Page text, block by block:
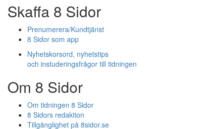
Skaffa 8 Sidor
Prenumerera/Kundtjänst
8 Sidor som app
Nyhetskorsord, nyhetstips
och instuderingsfrågor till tidningen
Om 8 Sidor
Om tidningen 8 Sidor
8 Sidors redaktion
Tillgänglighet på 8sidor.se